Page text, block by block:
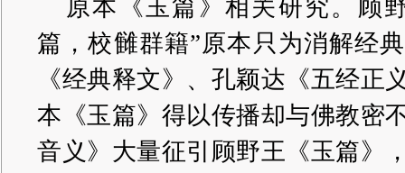
原本《玉篇》相关研究。顾
篇，校雠群籍”原本只为消解经
《经典释文》、孔颖达《五经正
本《玉篇》得以传播却与佛教密
音义》大量征引顾野王《玉篇》